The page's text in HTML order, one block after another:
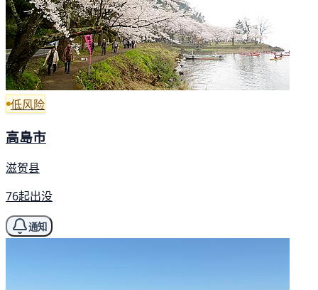
低风险
高島市
滋贺县
76起出没
通知